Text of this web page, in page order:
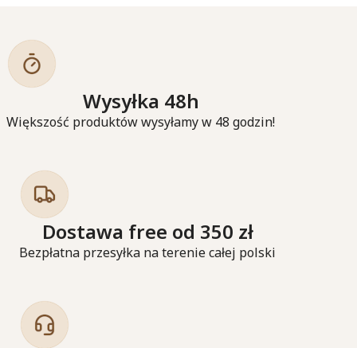
Wysyłka 48h
Większość produktów wysyłamy w 48 godzin!
Dostawa free od 350 zł
Bezpłatna przesyłka na terenie całej polski